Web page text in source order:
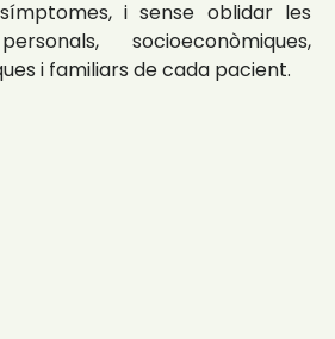
i sense oblidar les
socioeconòmiques,
i familiars de cada pacient.